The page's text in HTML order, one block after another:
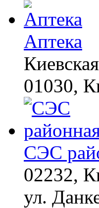
Аптека
01030,
СЭС
02232,
ул.